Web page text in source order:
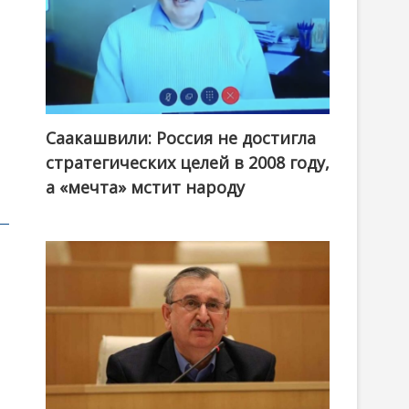
Саакашвили: Россия не достигла
стратегических целей в 2008 году,
а «мечта» мстит народу